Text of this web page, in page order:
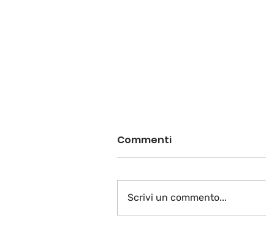
Commenti
Scrivi un commento...